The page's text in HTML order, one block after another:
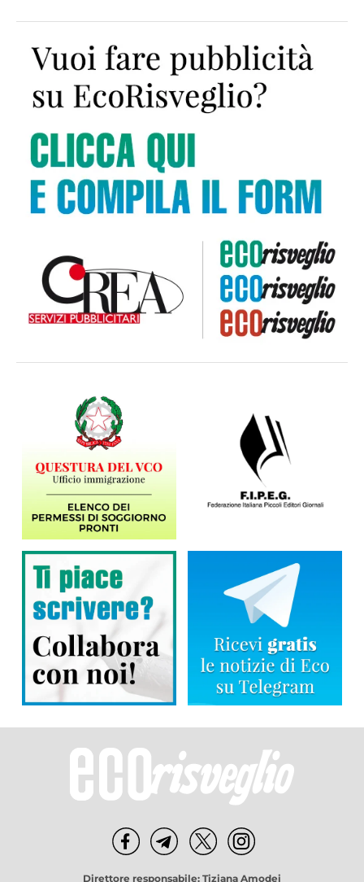
Direttore responsabile: Tiziana Amodei